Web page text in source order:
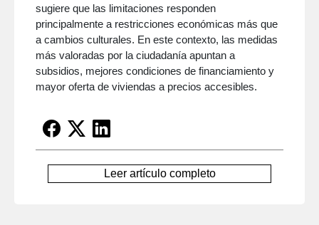
sugiere que las limitaciones responden
principalmente a restricciones económicas más que
a cambios culturales. En este contexto, las medidas
más valoradas por la ciudadanía apuntan a
subsidios, mejores condiciones de financiamiento y
mayor oferta de viviendas a precios accesibles.
Leer artículo completo